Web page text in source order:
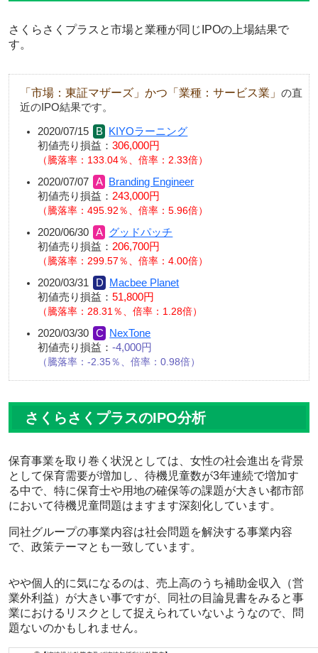
さくらさくプラスと市場と業種が同じIPOの上場結果で
す。
「市場：東証マザーズ」かつ「業種：サービス業」 の直
近のIPO結果です。
2020/07/15
KIYOラーニング
初値売り損益： 306,000円
騰落率：133.04％、倍率：2.33倍
2020/07/07
Branding Engineer
初値売り損益： 243,000円
騰落率：495.92％、倍率：5.96倍
2020/06/30
グッドパッチ
初値売り損益： 206,700円
騰落率：299.57％、倍率：4.00倍
2020/03/31
Macbee Planet
初値売り損益： 51,800円
騰落率：28.31％、倍率：1.28倍
2020/03/30
NexTone
初値売り損益： -4,000円
騰落率：-2.35％、倍率：0.98倍
さくらさくプラスのIPO分析
保育事業を取り巻く状況としては、女性の社会進出を背景
として保育需要が増加し、待機児童数が3年連続で増加す
る中で、特に保育士や用地の確保等の課題が大きい都市部
において待機児童問題はますます深刻化しています。
同社グループの事業内容は社会問題を解決する事業内容
で、政策テーマとも一致しています。
やや個人的に気になるのは、売上高のうち補助金収入（営
業外利益）が大きい事ですが、同社の目論見書をみると事
業におけるリスクとして捉えられていないようなので、問
題ないのかもしれません。